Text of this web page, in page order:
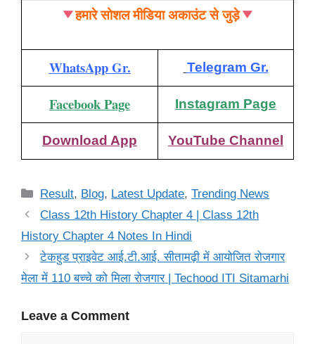
हमारे सोशल मीडिया अकाउंट से जुड़े
WhatsApp Gr. Telegram Gr.
Facebook Page Instagram Page
Download App YouTube Channel
Categories
Result, Blog, Latest Update,Trending News
Class 12th History Chapter 4 | Class 12th
History Chapter 4 Notes In Hindi
टेकहुड प्राइवेट आई.टी.आई. सीतामढ़ी में आयोजित रोजगार
मेला में 110 बच्चे को मिला रोजगार | Techood ITI Sitamarhi
Leave a Comment